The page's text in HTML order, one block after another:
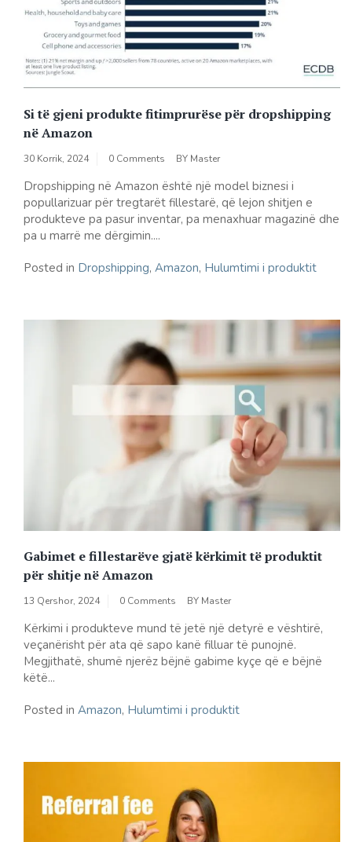
Si të gjeni produkte fitimprurëse për dropshipping
në Amazon
30 Korrik, 2024 0 Comments BY Master
Dropshipping në Amazon është një model biznesi i
popullarizuar për tregtarët fillestarë, që lejon shitjen e
produkteve pa pasur inventar, pa menaxhuar magazinë dhe
pa u marrë me dërgimin....
Posted in Dropshipping, Amazon, Hulumtimi i produktit
Gabimet e fillestarëve gjatë kërkimit të produktit
për shitje në Amazon
13 Qershor, 2024 0 Comments BY Master
Kërkimi i produkteve mund të jetë një detyrë e vështirë,
veçanërisht për ata që sapo kanë filluar të punojnë.
Megjithatë, shumë njerëz bëjnë gabime kyçe që e bëjnë
këtë...
Posted in Amazon, Hulumtimi i produktit